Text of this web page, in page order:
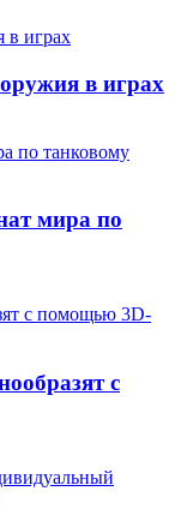
в играх
мира по
с